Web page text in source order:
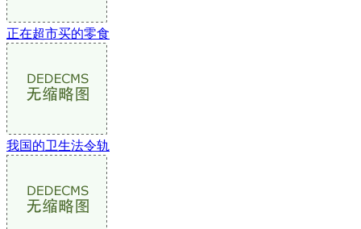
正在超市买的零食
我国的卫生法令轨